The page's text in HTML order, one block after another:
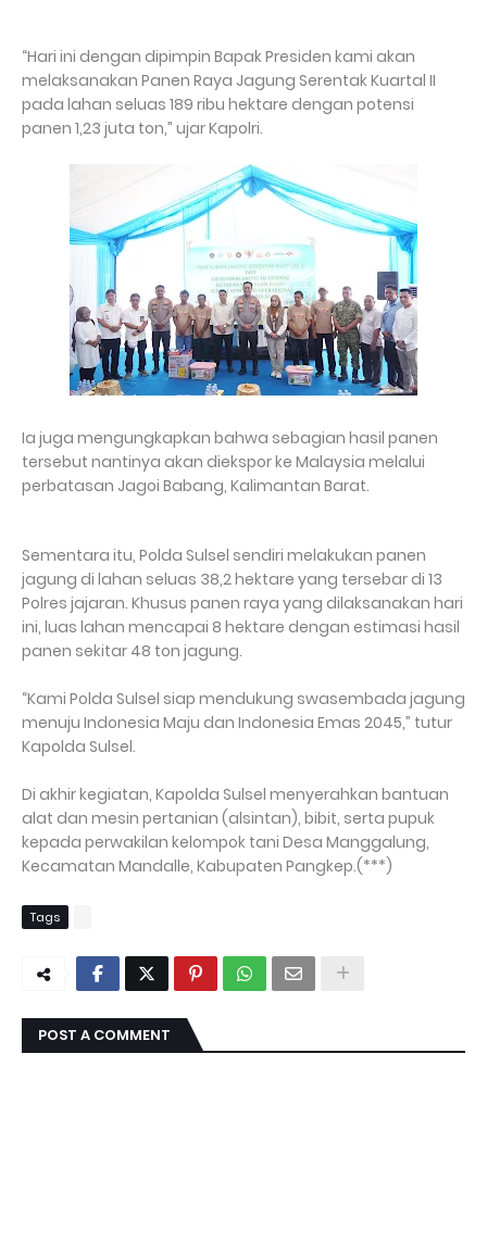
“Hari ini dengan dipimpin Bapak Presiden kami akan
melaksanakan Panen Raya Jagung Serentak Kuartal II
pada lahan seluas 189 ribu hektare dengan potensi
panen 1,23 juta ton,” ujar Kapolri.
Ia juga mengungkapkan bahwa sebagian hasil panen
tersebut nantinya akan diekspor ke Malaysia melalui
perbatasan Jagoi Babang, Kalimantan Barat.
Sementara itu, Polda Sulsel sendiri melakukan panen
jagung di lahan seluas 38,2 hektare yang tersebar di 13
Polres jajaran. Khusus panen raya yang dilaksanakan hari
ini, luas lahan mencapai 8 hektare dengan estimasi hasil
panen sekitar 48 ton jagung.
“Kami Polda Sulsel siap mendukung swasembada jagung
menuju Indonesia Maju dan Indonesia Emas 2045,” tutur
Kapolda Sulsel.
Di akhir kegiatan, Kapolda Sulsel menyerahkan bantuan
alat dan mesin pertanian (alsintan), bibit, serta pupuk
kepada perwakilan kelompok tani Desa Manggalung,
Kecamatan Mandalle, Kabupaten Pangkep.(***)
Tags
POST A COMMENT